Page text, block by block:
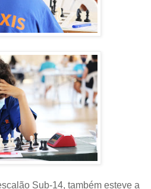
Sub-14, também esteve a